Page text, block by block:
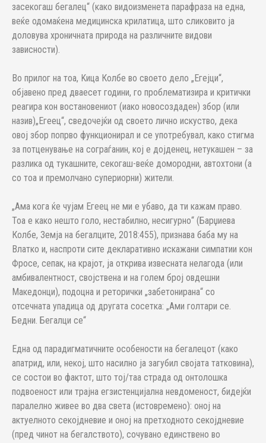
засекогаш бегалец“ (како видоизменета парафраза на една,
веќе одомаќена медицинска крилатица, што сликовито ја
доловува хроничната природа на различните видови
зависности).
Во прилог на тоа, Kица Колбе во своето дело „Егејци“,
објавено пред дваесет години, го проблематизира и критички
реагира кон востановениот (иако новосоздаден) збор (или
назив)„Егеец“, сведочејќи од своето лично искуство, дека
овој збор попрво функционирал и се употребувал, како стигма
за потценување на сограѓанин, кој е дојденец, нетукашен – за
разлика од тукашните, секогаш-веќе домородни, автохтони (а
со тоа и премолчано супериорни) жители.
„Ама кога ќе чујам Егеец не ми е убаво, да ти кажам право.
Тоа е како нешто голо, нестабилно, несигурно“ (Барџиева
Колбе, Земја на бегалците, 2018:455), признава баба му на
Влатко и, наспроти сите декларативно искажани симпатии кон
Фросе, сепак, на крајот, ја открива извесната нелагода (или
амбивалентност, својствена и на голем број овдешни
Македонци), подоцна и реторички „забетонирана“ со
отсечната упадица од другата сосетка: „Ами голтари се.
Бедни. Бегалци се“
Една од парадигматичните особености на бегалецот (како
апатрид, или, некој, што насилно ја загубил својата татковина),
се состои во фактот, што тој/таа страда од онтолошка
подвоеност или трајна егзистенцијална невдоменост, бидејќи
паралелно живее во два света (истовремено): оној на
актуелното секојдневие и оној на претходното секојдневие
(пред чинот на бегалството), сочувано единствено во